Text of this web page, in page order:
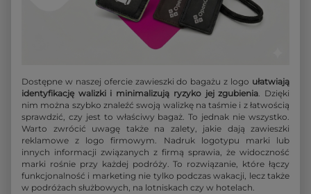
Dostępne w naszej ofercie zawieszki do bagażu z logo ułatwiają
identyfikację walizki i minimalizują ryzyko jej zgubienia. Dzięki
nim można szybko znaleźć swoją walizkę na taśmie i z łatwością
sprawdzić, czy jest to właściwy bagaż. To jednak nie wszystko.
Warto zwrócić uwagę także na zalety, jakie dają zawieszki
reklamowe z logo firmowym. Nadruk logotypu marki lub
innych informacji związanych z firmą sprawia, że widoczność
marki rośnie przy każdej podróży. To rozwiązanie, które łączy
funkcjonalność i marketing nie tylko podczas wakacji, lecz także
w podróżach służbowych, na lotniskach czy w hotelach.